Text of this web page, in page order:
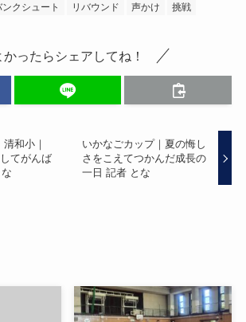
ンクシュート リバウンド 声かけ 挑戦
かったらシェアしてね！
和小｜
てがんば
いかなごカップ｜夏の悔し
さをこえてつかんだ成長の
一日 記者 とな